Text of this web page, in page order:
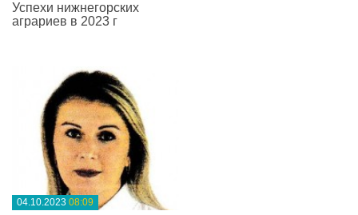
Успехи нижнегорских
аграриев в 2023 г
04.10.2023 08:09